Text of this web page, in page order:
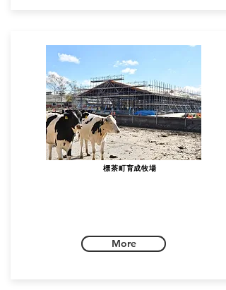
標茶町育成牧場
More